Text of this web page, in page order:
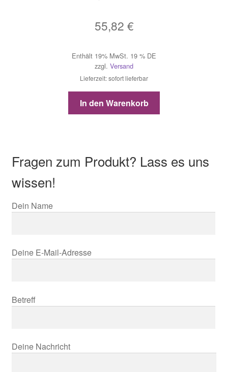
55,82 €
Enthält 19% MwSt. 19 % DE
zzgl. Versand
Lieferzeit: sofort lieferbar
In den Warenkorb
Fragen zum Produkt? Lass es uns
wissen!
Dein Name
Deine E-Mail-Adresse
Betreff
Deine Nachricht